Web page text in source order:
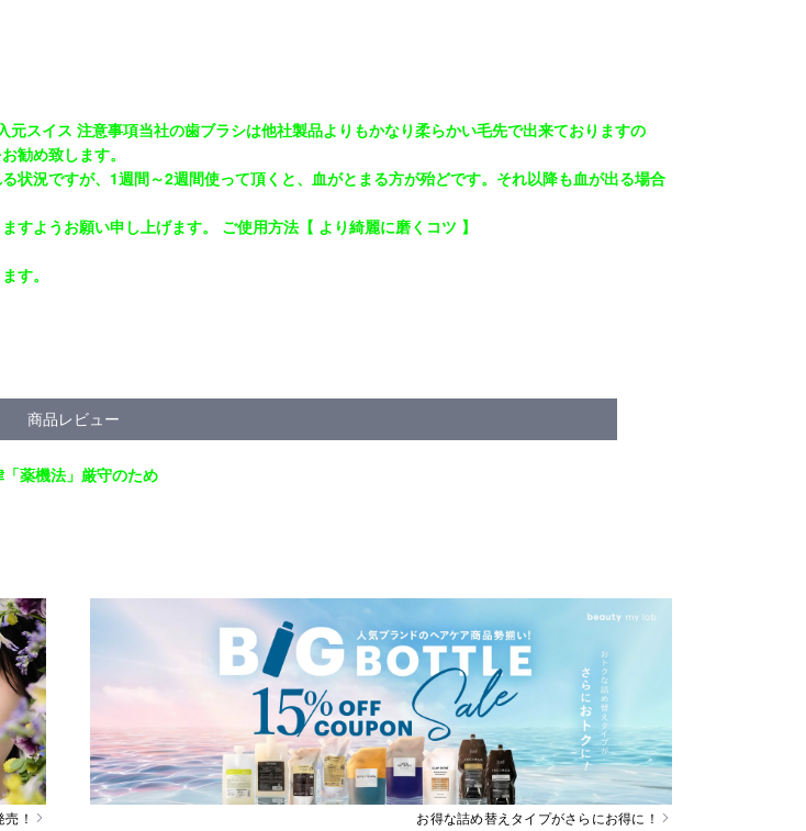
スイス 注意事項当社の歯ブラシは他社製品よりもかなり柔らかい毛先で出来ておりますの
勧め致します。
状況ですが、1週間～2週間使って頂くと、血がとまる方が殆どです。それ以降も血が出る場合
ようお願い申し上げます。 ご使用方法【 より綺麗に磨くコツ 】
す。
商品レビュー
薬機法」厳守のため
！ お得な詰め替えタイプがさらにお得に！